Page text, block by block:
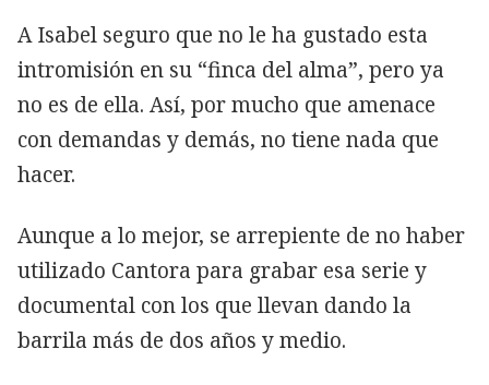
A Isabel seguro que no le ha gustado esta
intromisión en su “finca del alma”, pero ya
no es de ella. Así, por mucho que amenace
con demandas y demás, no tiene nada que
hacer.
Aunque a lo mejor, se arrepiente de no haber
utilizado Cantora para grabar esa serie y
documental con los que llevan dando la
barrila más de dos años y medio.